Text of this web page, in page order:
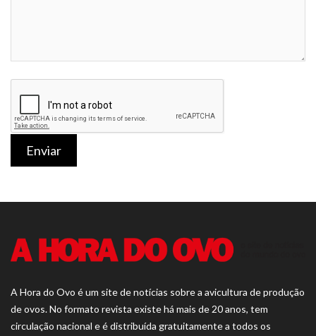
Enviar
A Hora do Ovo é um site de notícias sobre a avicultura de produção
de ovos. No formato revista existe há mais de 20 anos, tem
circulação nacional e é distribuída gratuitamente a todos os